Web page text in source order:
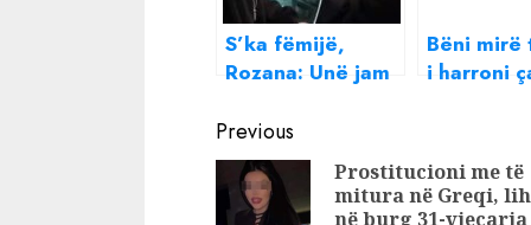
S’ka fëmijë,
Rozana: Unë jam
këtë, më shumë
shkoj unë në
spital se mjekët
Bëni mirë
i harroni
gjatë gjithë
ditës!
Continue
Reading
Previous
Prostitucioni me të
mitura në Greqi,
në burg 31-vjeçarja